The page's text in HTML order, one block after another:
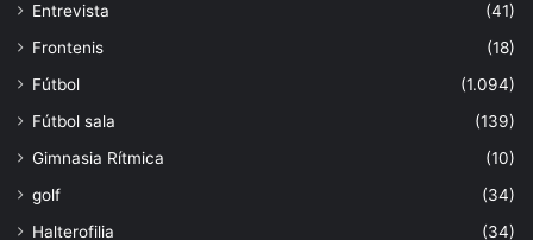
Entrevista
(41)
Frontenis
(18)
Fútbol
(1.094)
Fútbol sala
(139)
Gimnasia Rítmica
(10)
golf
(34)
Halterofilia
(34)